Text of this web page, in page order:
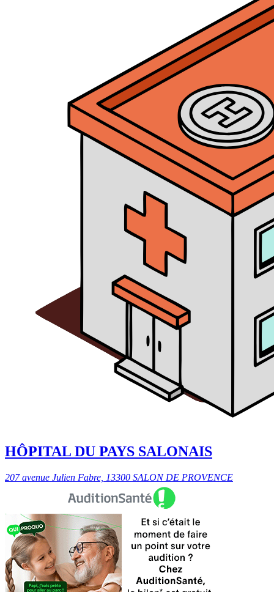
HÔPITAL DU PAYS SALONAIS
207 avenue Julien Fabre, 13300 SALON DE PROVENCE